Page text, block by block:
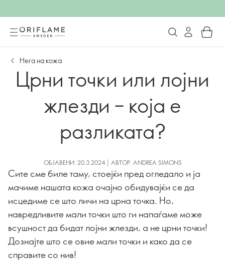
Нега на кожа
Црни точки или лојни
жлезди – која е
разликата?
ОБЈАВЕНИ: 20.3.2024 | АВТОР: ANDREA SIMONS
Сите сме биле таму, стоејќи пред огледало и ја
мачиме нашата кожа очајно обидувајќи се да
исцедиме се што личи на црна точка. Но,
навредливите мали точки што ги напаѓаме може
всушност да бидат лојни жлезди, а не црни точки!
Дознајте што се овие мали точки и како да се
справите со нив!